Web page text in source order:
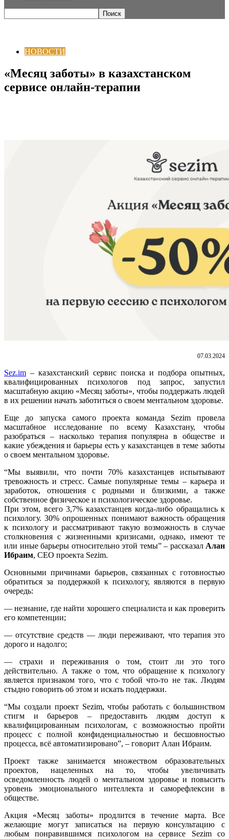
НОВОСТИ
«Месяц заботы» в казахстанском
сервисе онлайн-терапии
07.03.2024
Sez.im – казахстанский сервис поиска и подбора опытных,
квалифицированных психологов под запрос, запустил
масштабную акцию «Месяц заботы», чтобы поддержать людей
в их решении начать заботиться о своем ментальном здоровье.
Еще до запуска самого проекта команда Sezim провела
масштабное исследование по всему Казахстану, чтобы
разобраться – насколько терапия популярна в обществе и
какие убеждения и барьеры есть у казахстанцев в теме заботы
о своем ментальном здоровье.
“Мы выявили, что почти 70% казахстанцев испытывают
тревожность и стресс. Самые популярные темы – карьера и
заработок, отношения с родными и близкими, а также
собственное физическое и психологическое здоровье.
При этом, всего 3,7% казахстанцев когда-либо обращались к
психологу. 30% опрошенных понимают важность обращения
к психологу и рассматривают такую возможность в случае
столкновения с жизненными кризисами, однако, имеют те
или иные барьеры относительно этой темы” – рассказалАлан
Ибраим, CEO проекта Sezim.
Основными причинами барьеров, связанных с готовностью
обратиться за поддержкой к психологу, являются в первую
очередь:
— незнание, где найти хорошего специалиста и как проверить
его компетенции;
— отсутствие средств — люди переживают, что терапия это
дорого и надолго;
— страхи и переживания о том, стоит ли это того
действительно. А также о том, что обращение к психологу
является признаком того, что с тобой что-то не так. Людям
стыдно говорить об этом и искать поддержки.
“Мы создали проект Sezim, чтобы работать с большинством
стигм и барьеров – предоставить людям доступ к
квалифицированным психологам, с возможностью пройти
процесс с полной конфиденциальностью и бесшовностью
процесса, всё автоматизировано”, – говорит Алан Ибраим.
Проект также занимается множеством образовательных
проектов, нацеленных на то, чтобы увеличивать
осведомленность людей о ментальном здоровье и повыcить
уровень эмоционального интеллекта и саморефлексии в
обществе.
Акция «Месяц заботы» продлится в течение марта. Все
желающие могут записаться на первую консультацию с
любым понравившимся психологом на сервисе Sezim со